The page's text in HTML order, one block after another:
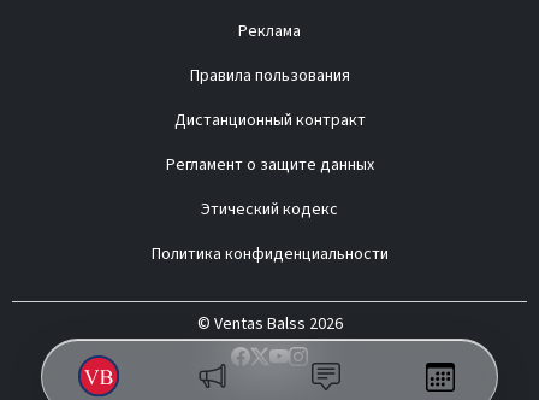
Реклама
Правила пользования
Дистанционный контракт
Регламент о защите данных
Этический кодекс
Политика конфиденциальности
© Ventas Balss 2026